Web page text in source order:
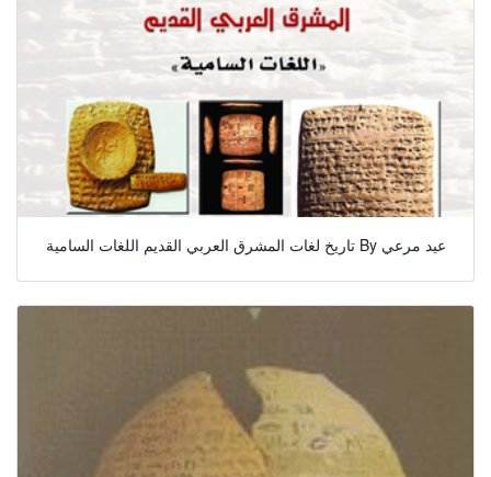
تاريخ لغات المشرق العربي القديم اللغات السامية By عيد مرعي